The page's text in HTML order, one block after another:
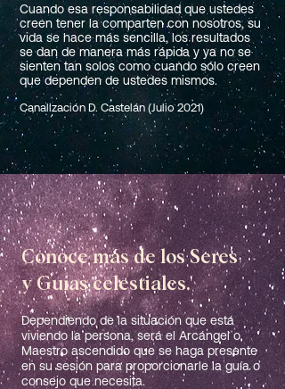
Cuando esa responsabilidad que ustedes
creen tener la comparten con nosotros, su
vida se hace más sencilla, los resultados
se dan de manera más rápida y ya no se
sienten tan solos como cuando sólo creen
que dependen de ustedes mismos.
Canalización D. Castelán (Julio 2021)
Conoce más de los Seres
y Guías celestiales.
Dependiendo de la situación que está
viviendo la persona, será el Arcángel o
Maestro ascendido que se haga presente
en su sesión para proporcionarle la guía o
consejo que necesita.